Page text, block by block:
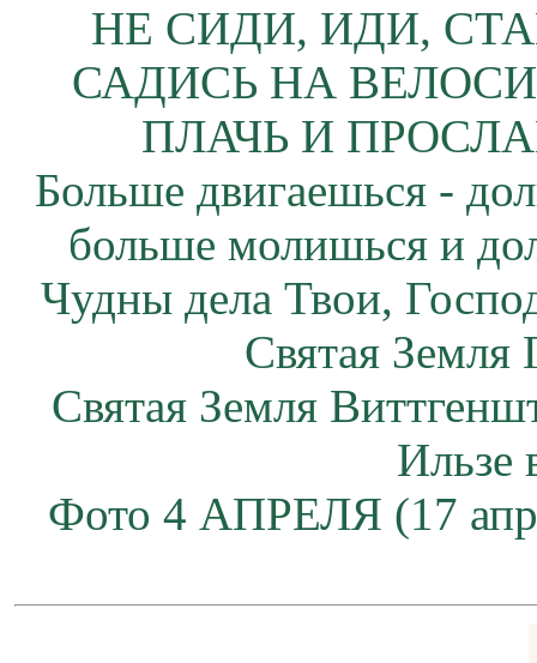
НЕ СИДИ, ИДИ,
САДИСЬ НА
ПЛАЧЬ И
Больше двигаешься -
больше молишься и
Чудны дела Твои,
Святая
Святая Земля
Ильзе
Фото 4 АПРЕЛЯ (17